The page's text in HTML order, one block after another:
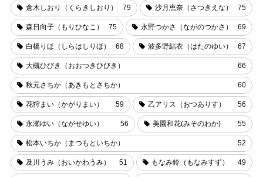
倉木しおり（くらきしおり） 79 沙月恵奈（さつきえな） 75
森日向子（もりひなこ） 75 永野つかさ（ながのつかさ） 69
白橋りほ（しらはしりほ） 68 波多野結衣（はたのゆい） 67
大槻ひびき（おおつきひびき） 66
秋元さちか（あきもとさちか） 60
花狩まい（かがりまい） 59 乙アリス（おつありす） 56
永瀬ゆい（ながせゆい） 56 美園和花(みそのわか) 55
松本いちか（まつもといちか） 52
及川うみ（おいかわうみ） 51 もなみ鈴（もなみすず） 49